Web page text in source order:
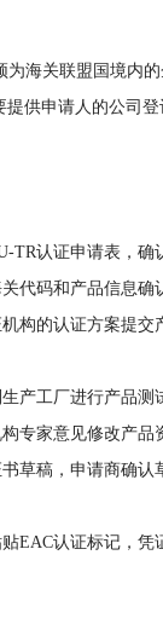
为海关联盟国境内
供申请人的公司
TR认证申请表，
代码和产品信息确
构的认证方案提
产工厂进行产品测
专家意见修改产
草稿，申请商确认
EAC认证标记，凭